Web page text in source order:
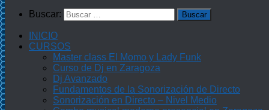
Buscar:
INICIO
CURSOS
Master class El Momo y Lady Funk
Curso de Dj en Zaragoza
Dj Avanzado
Fundamentos de la Sonorización de Directo
Sonorización en Directo – Nivel Medio